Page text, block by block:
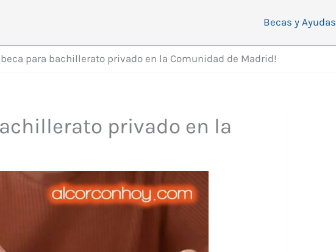
Becas y Ayudas
beca para bachillerato privado en la Comunidad de Madrid!
privado en la